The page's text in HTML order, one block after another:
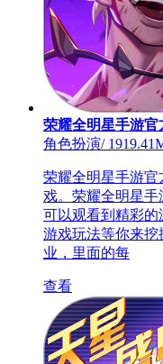
荣耀全明星手游官
角色扮演/
荣耀全明星手游
戏。荣耀全明星
可以观看到精彩
游戏玩法等你来
业，里面的每
查看